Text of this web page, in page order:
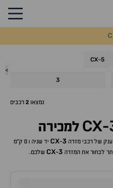
>
CX-5
3
נמצאו 2 רכבים
CX- למכירה
ענק של רכבימזדה CX-3
יד שניה ו 0 ק"מ
לבחור את המזדה CX-3 שלכם.